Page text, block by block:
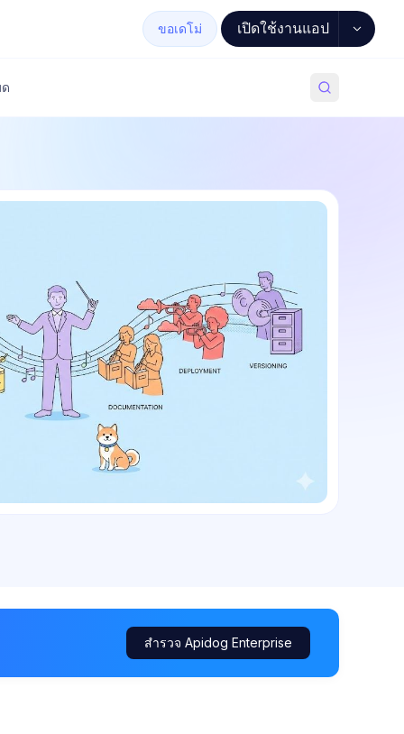
ขอเดโม่ เปิดใช้งานแอป
สำรวจ Apidog Enterprise